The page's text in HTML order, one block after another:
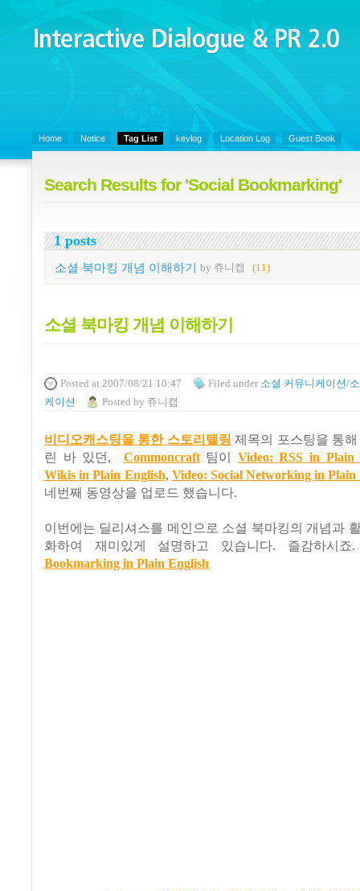
Interactive Dialogue &
PR 2.0
Home Notice Tag List keylog Location Log Guest Book
Search Results for 'Social Bookmarking'
1 posts
소셜 북마킹 개념 이해하기 by 쥬니캡 (11)
소셜 북마킹 개념 이해하기
Posted at 2007/08/21 10:47 Filed under 소셜 커뮤니케이션/
케이션
Posted by 쥬니캡
비디오캐스팅을 통한 스토리텔링 제목의 포스팅을 통
린 바 있던, Commoncraft팀이 Video: RSS in Plain
Wikis in Plain English, Video: Social Networking in Plain
네번째 동영상을 업로드 했습니다.
이번에는 딜리셔스를 메인으로 소셜 북마킹의 개념과
화하여 재미있게 설명하고 있습니다. 즐감하시
Bookmarking in Plain English